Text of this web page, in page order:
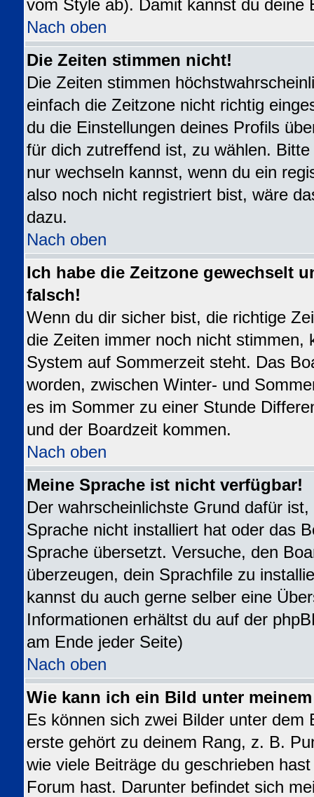
vom Style ab). Damit kannst du deine
Nach oben
Die Zeiten stimmen nicht!
Die Zeiten stimmen
einfach die Zeitzone nicht richtig
du die Einstellungen deines Profils
für dich zutreffend ist, zu wählen.
nur wechseln kannst, wenn du ein
also noch nicht registriert bist, wäre
dazu.
Nach oben
Ich habe die Zeitzone gewechselt
falsch!
Wenn du dir sicher bist, die richtige
die Zeiten immer noch nicht stimmen,
System auf Sommerzeit steht. Das
worden, zwischen Winter- und
es im Sommer zu einer Stunde
und der Boardzeit kommen.
Nach oben
Meine Sprache ist nicht verfügbar!
Der wahrscheinlichste Grund dafür
Sprache nicht installiert hat oder das
Sprache übersetzt. Versuche, den
überzeugen, dein Sprachfile zu
kannst du auch gerne selber eine
Informationen erhältst du auf der
am Ende jeder Seite)
Nach oben
Wie kann ich ein Bild unter
Es können sich zwei Bilder unter dem
erste gehört zu deinem Rang, z. B.
wie viele Beiträge du geschrieben
Forum hast. Darunter befindet sich